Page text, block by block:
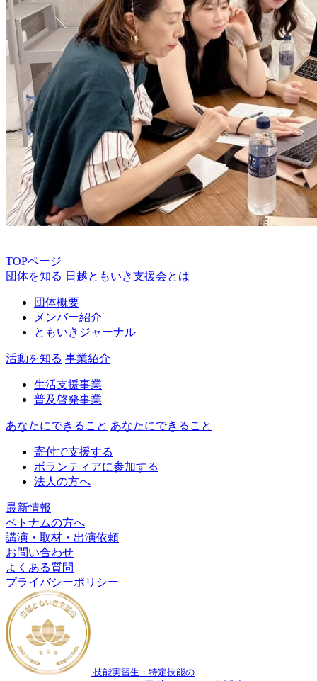
TOPページ
団体を知る 日越ともいき支援会とは
団体概要
メンバー紹介
ともいきジャーナル
活動を知る 事業紹介
生活支援事業
普及啓発事業
あなたにできること あなたにできること
寄付で支援する
ボランティアに参加する
法人の方へ
最新情報
ベトナムの方へ
講演・取材・出演依頼
お問い合わせ
よくある質問
プライバシーポリシー
技能実習生・特定技能の